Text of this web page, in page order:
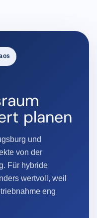
planen
und
von der
Für hybride
wertvoll, weil
eng